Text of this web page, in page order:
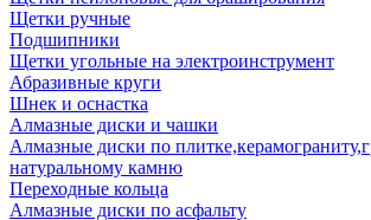
Щетки ручные
Подшипники
Щетки угольные на электроинструмент
Абразивные круги
Шнек и оснастка
Алмазные диски и чашки
Алмазные диски по
натуральному камню
Переходные кольца
Алмазные диски по асфальту